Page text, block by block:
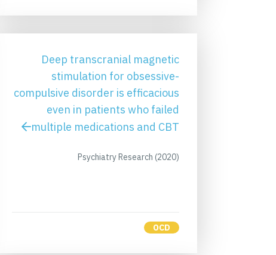
Deep transcranial magnetic
stimulation for obsessive-
compulsive disorder is efficacious
even in patients who failed
multiple medications and CBT
Psychiatry Research (2020)
OCD